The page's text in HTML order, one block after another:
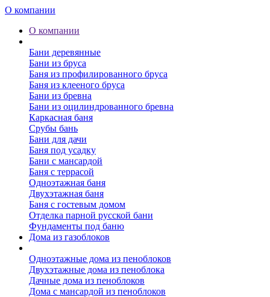
О компании
О компании
Бани деревянные
Бани из бруса
Баня из профилированного бруса
Баня из клееного бруса
Бани из бревна
Бани из оцилиндрованного бревна
Каркасная баня
Срубы бань
Бани для дачи
Баня под усадку
Бани с мансардой
Баня с террасой
Одноэтажная баня
Двухэтажная баня
Баня с гостевым домом
Отделка парной русской бани
Фундаменты под баню
Дома из газоблоков
Одноэтажные дома из пеноблоков
Двухэтажные дома из пеноблока
Дачные дома из пеноблоков
Дома с мансардой из пеноблоков